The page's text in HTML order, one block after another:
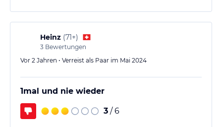
Heinz (71+)
3 Bewertungen
Vor 2 Jahren • Verreist als Paar im Mai 2024
1mal und nie wieder
3 / 6